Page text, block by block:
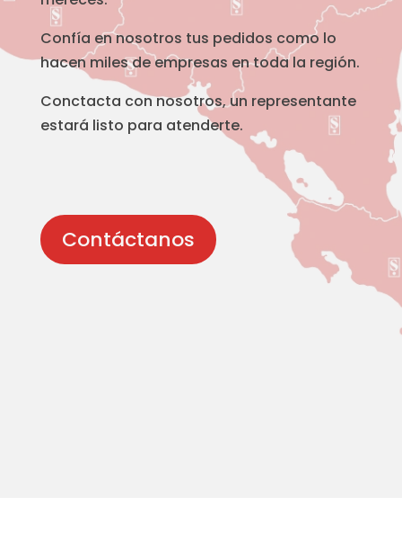
Confía en nosotros tus pedidos como lo
hacen miles de empresas en toda la región.
Conctacta con nosotros, un representante
estará listo para atenderte.
Contáctanos